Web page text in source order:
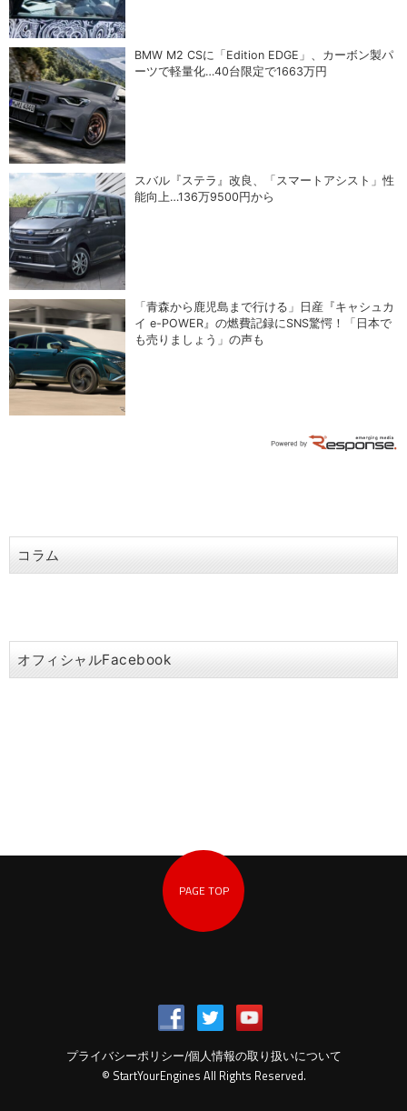
BMW M2 CSに「Edition EDGE」、カーボン製パ
ーツで軽量化…40台限定で1663万円
スバル『ステラ』改良、「スマートアシスト」性
能向上…136万9500円から
「青森から鹿児島まで行ける」日産『キャシュカ
イ e-POWER』の燃費記録にSNS驚愕！「日本で
も売りましょう」の声も
コラム
オフィシャルFacebook
PAGE TOP
© StartYourEngines All Rights Reserved.
プライバシーポリシー/個人情報の取り扱いについて